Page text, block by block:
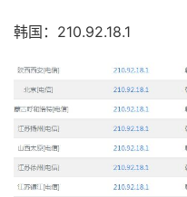
韩国：210.92.18.1